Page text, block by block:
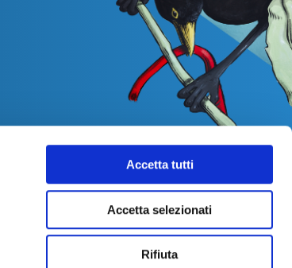
Accetta tutti
Accetta selezionati
Rifiuta